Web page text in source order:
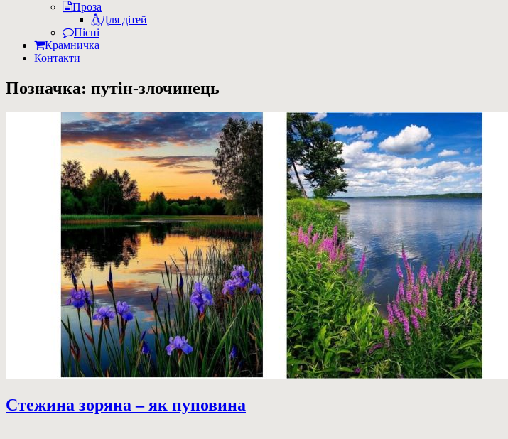
Проза
Для дітей
Пісні
Крамничка
Контакти
Позначка: путін-злочинець
Стежина зоряна – як пуповина